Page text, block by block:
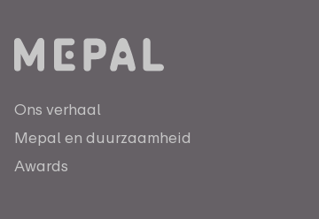
Ons verhaal
Mepal en duurzaamheid
Awards